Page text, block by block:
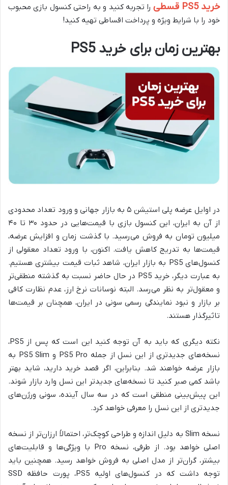
خرید PS5 قسطی
را تجربه کنید و به راحتی کنسول بازی محبوب
خود را با شرایط ویژه و پرداخت اقساطی تهیه کنید!
بهترین زمان برای خرید PS5
در اوایل عرضه پلی استیشن ۵ به بازار جهانی و ورود تعداد محدودی
از آن به ایران، این کنسول بازی با قیمت‌هایی در حدود ۳۰ تا ۴۰
میلیون تومان به فروش می‌رسید. با گذشت زمان و افزایش عرضه،
قیمت‌ها به تدریج کاهش یافت. اکنون، با ورود تعداد معقولی از
کنسول‌های PS5 به بازار ایران، شاهد ثبات قیمت بیشتری هستیم.
به عبارت دیگر، خرید PS5 در حال حاضر نسبت به گذشته منطقی‌تر
و معقول‌تر به نظر می‌رسد. البته نوسانات نرخ ارز، عدم نظارت کافی
بر بازار و نبود نمایندگی رسمی سونی در ایران، همچنان بر قیمت‌ها
تاثیرگذار هستند.
نکته دیگری که باید به آن توجه کنید این است که پس از PS5،
نسخه‌های جدیدتری از این نسل از جمله PS5 Pro و PS5 Slim به
بازار عرضه خواهند شد. بنابراین، اگر قصد خرید دارید، شاید بهتر
باشد کمی صبر کنید تا نسخه‌های جدیدتر این نسل وارد بازار شوند.
این پیش‌بینی منطقی است که در سه سال آینده، سونی ورژن‌های
جدیدتری از این نسل را معرفی خواهد کرد.
نسخه Slim به دلیل اندازه و طراحی کوچک‌تر، احتمالاً ارزان‌تر از نسخه
اصلی خواهد بود. از طرفی، نسخه Pro با ویژگی‌ها و قابلیت‌های
بیشتر، گران‌تر از مدل اصلی به فروش خواهد رسید. همچنین باید
توجه داشت که در کنسول‌های اولیه PS5، پورت حافظه SSD